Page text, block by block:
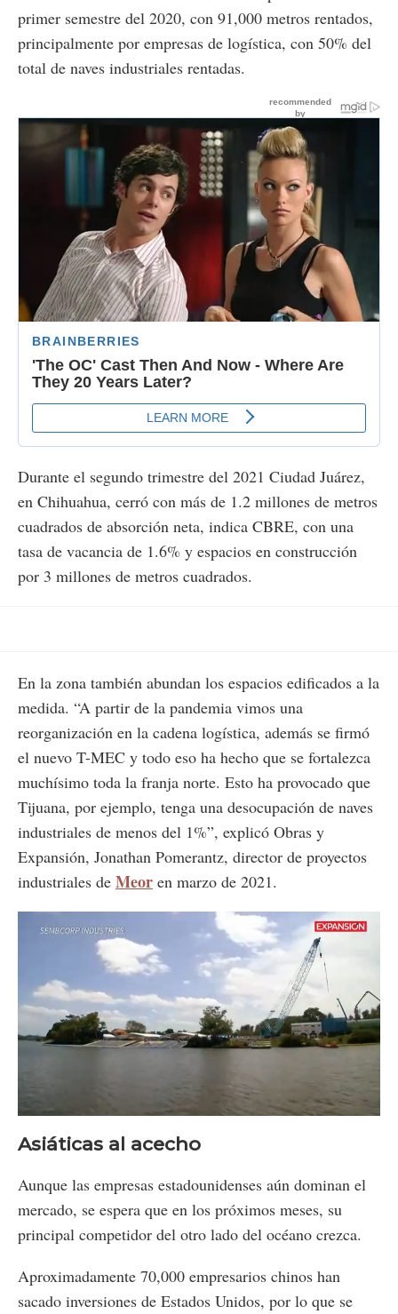
primer semestre del 2020, con 91,000 metros rentados,
principalmente por empresas de logística, con 50% del
total de naves industriales rentadas.
Durante el segundo trimestre del 2021 Ciudad Juárez,
en Chihuahua, cerró con más de 1.2 millones de metros
cuadrados de absorción neta, indica CBRE, con una
tasa de vacancia de 1.6% y espacios en construcción
por 3 millones de metros cuadrados.
En la zona también abundan los espacios edificados a la
medida. “A partir de la pandemia vimos una
reorganización en la cadena logística, además se firmó
el nuevo T-MEC y todo eso ha hecho que se fortalezca
muchísimo toda la franja norte. Esto ha provocado que
Tijuana, por ejemplo, tenga una desocupación de naves
industriales de menos del 1%”, explicó Obras y
Expansión, Jonathan Pomerantz, director de proyectos
industriales de Meor en marzo de 2021.
73.19%
Asiáticas al acecho
Aunque las empresas estadounidenses aún dominan el
mercado, se espera que en los próximos meses, su
principal competidor del otro lado del océano crezca.
Aproximadamente 70,000 empresarios chinos han
sacado inversiones de Estados Unidos, por lo que se